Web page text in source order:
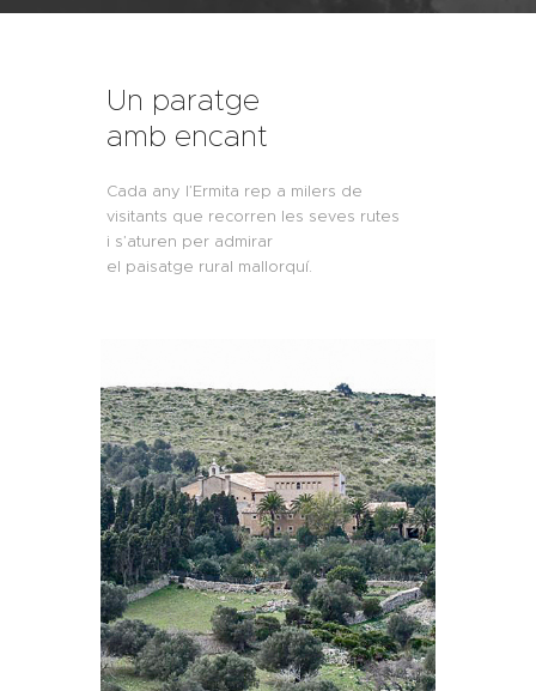
Un paratge
amb encant
Cada any l’Ermita rep a milers de
visitants que recorren les seves rutes
i s’aturen per admirar
el paisatge rural mallorquí.